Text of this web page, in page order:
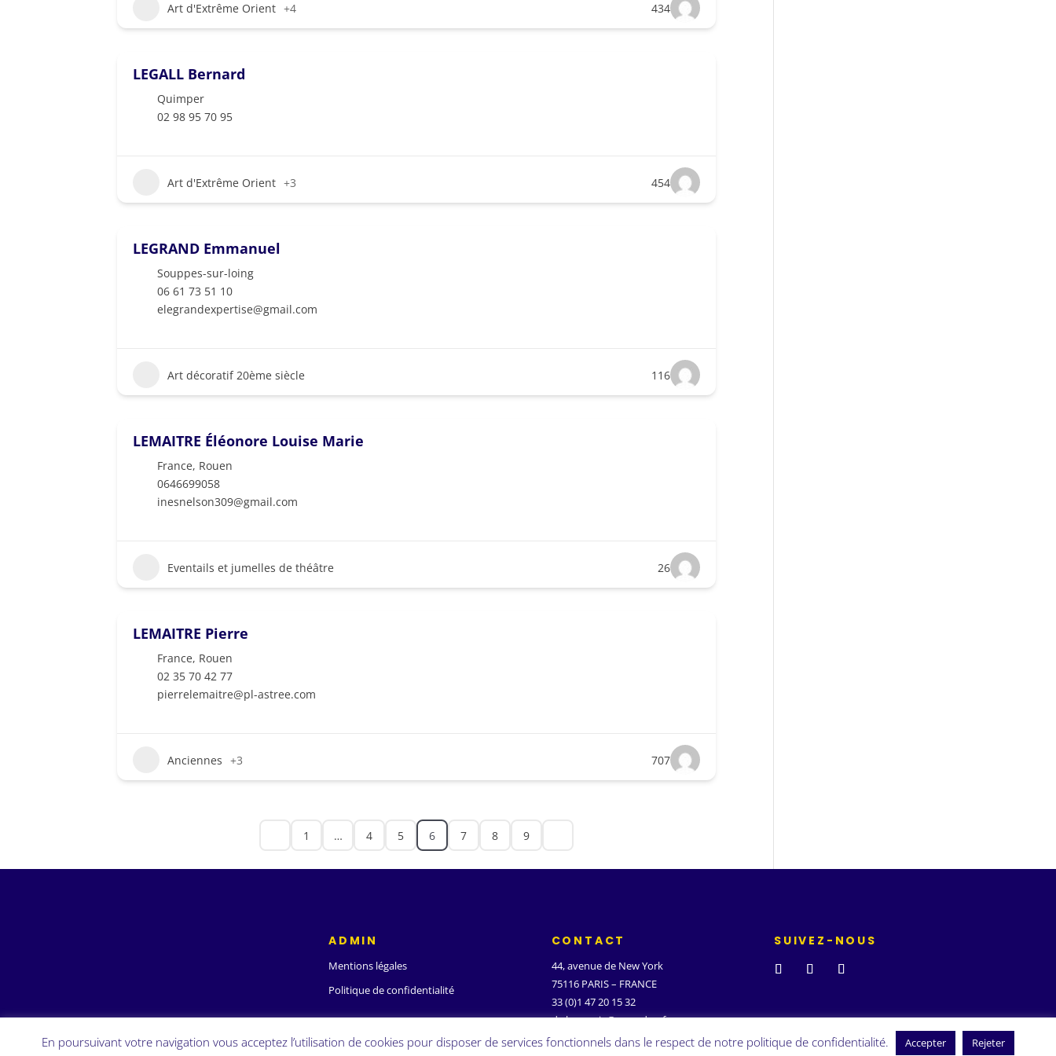
Art d'Extrême Orient +4 434
LEGALL Bernard
Quimper
02 98 95 70 95
Art d'Extrême Orient +3 454
LEGRAND Emmanuel
Souppes-sur-loing
06 61 73 51 10
elegrandexpertise@gmail.com
Art décoratif 20ème siècle 116
LEMAITRE Éléonore Louise Marie
France, Rouen
0646699058
inesnelson309@gmail.com
Eventails et jumelles de théâtre 26
LEMAITRE Pierre
France, Rouen
02 35 70 42 77
pierrelemaitre@pl-astree.com
Anciennes +3 707
1 … 4 5 6 7 8 9
ADMIN
Mentions légales
Politique de confidentialité
CONTACT
44, avenue de New York
75116 PARIS – FRANCE
33 (0)1 47 20 15 32
d.ghanassia@wanadoo.fr
SUIVEZ-NOUS
En poursuivant votre navigation vous acceptez l’utilisation de cookies pour disposer de services fonctionnels dans le respect de notre politique de confidentialité. Accepter Rejeter